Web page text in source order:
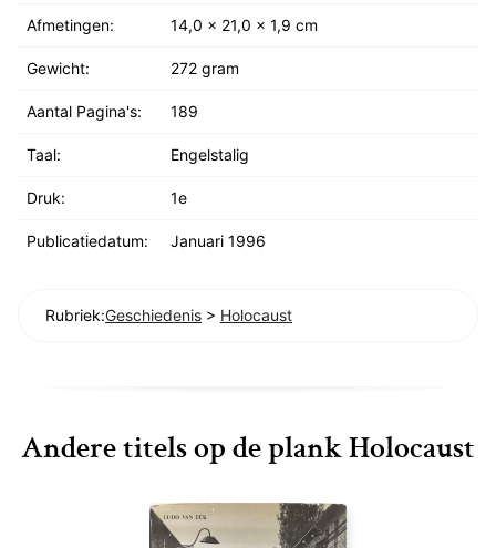
Afmetingen: 14,0 x 21,0 x 1,9 cm
Gewicht: 272 gram
Aantal Pagina's: 189
Taal: Engelstalig
Druk: 1e
Publicatiedatum: Januari 1996
Rubriek:Geschiedenis > Holocaust
Andere titels op de plank Holocaust